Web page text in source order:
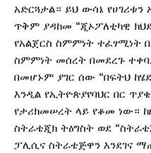
አድርጓታል። ይህ ውሳኔ
ጥቅም ያዳከመ “ጂኦፖለቲካዊ
የአልጀርስ ስምምነት ተፈፃሚነት
ስምምነት መሰረት በመደረጉ
በመሆኑም ያገር ሰው “በፍትህ
እንዲል የኢትዮጵያየባህር በር
የታሪክመሠረት ላይ የቆመ ነው።
ስትራቴጂክ ትዕግስት ወደ
ፓሊሲና ስትራቴጅዋን እንደገና